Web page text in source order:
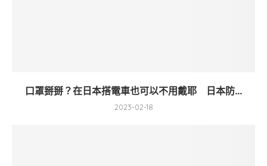
口罩掰掰？在日本搭電車也可以不用戴耶 日本防...
2023-02-18